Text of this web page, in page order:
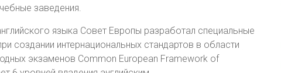
заведения.
языка Совет Европы разработал специальные
создании интернациональных стандартов в области
экзаменов Common European Framework of